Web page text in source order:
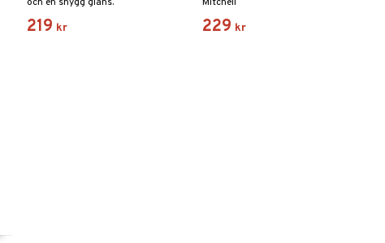
219 kr 229 kr